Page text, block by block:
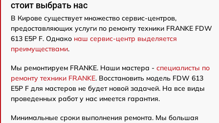
стоит выбрать нас
В Кирове существует множество сервис-центров,
предоставляющих услуги по ремонту техники FRANKE FDW
613 E5P F. Однако наш сервис-центр выделяется
преимуществами.
Мы ремонтируем FRANKE. Наши мастера - специалисты по
ремонту техники FRANKE. Восстановить модель FDW 613
E5P F для мастеров не будет новой задачей. На все виды
проведенных работ у нас имеется гарантия.
Минимальные сроки выполнения ремонта. Мы большая